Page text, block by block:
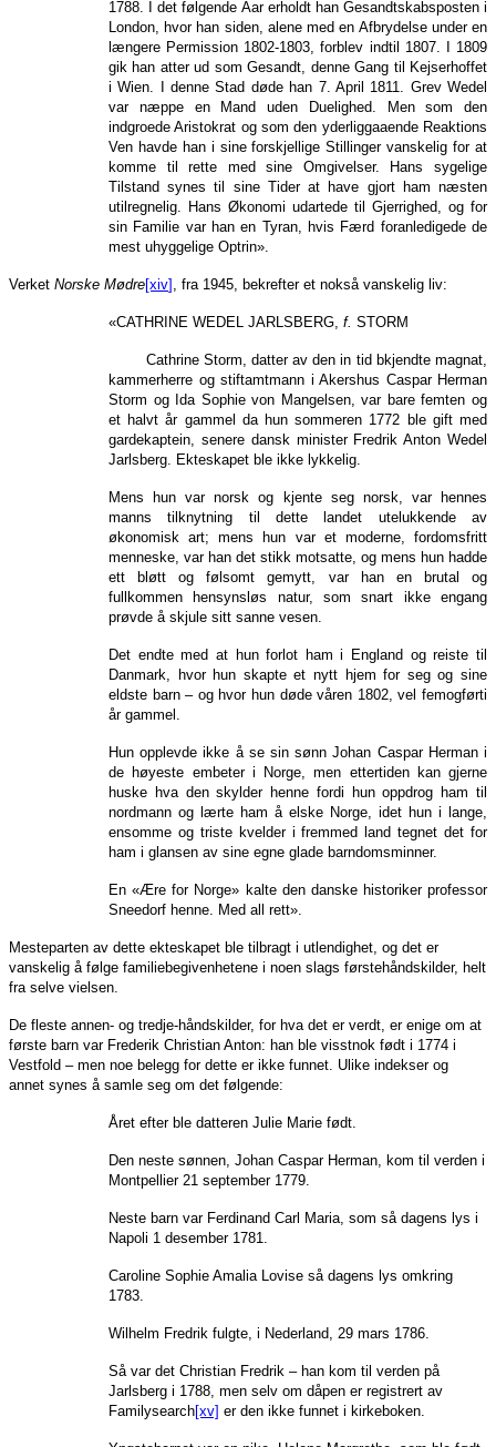
1788. I det følgende Aar erholdt han Gesandtskabsposten i
London, hvor han siden, alene med en Afbrydelse under en
længere Permission 1802-1803, forblev indtil 1807. I 1809
gik han atter ud som Gesandt, denne Gang til Kejserhoffet
i Wien. I denne Stad døde han 7. April 1811. Grev Wedel
var næppe en Mand uden Duelighed. Men som den
indgroede Aristokrat og som den yderliggaaende Reaktions
Ven havde han i sine forskjellige Stillinger vanskelig for at
komme til rette med sine Omgivelser. Hans sygelige
Tilstand synes til sine Tider at have gjort ham næsten
utilregnelig. Hans Økonomi udartede til Gjerrighed, og for
sin Familie var han en Tyran, hvis Færd foranledigede de
mest uhyggelige Optrin».
Verket Norske Mødre[xiv] , fra 1945, bekrefter et nokså vanskelig liv:
«CATHRINE WEDEL JARLSBERG, f. STORM
Cathrine Storm, datter av den in tid bkjendte magnat,
kammerherre og stiftamtmann i Akershus Caspar Herman
Storm og Ida Sophie von Mangelsen, var bare femten og
et halvt år gammel da hun sommeren 1772 ble gift med
gardekaptein, senere dansk minister Fredrik Anton Wedel
Jarlsberg. Ekteskapet ble ikke lykkelig.
Mens hun var norsk og kjente seg norsk, var hennes
manns tilknytning til dette landet utelukkende av
økonomisk art; mens hun var et moderne, fordomsfritt
menneske, var han det stikk motsatte, og mens hun hadde
ett bløtt og følsomt gemytt, var han en brutal og
fullkommen hensynsløs natur, som snart ikke engang
prøvde å skjule sitt sanne vesen.
Det endte med at hun forlot ham i England og reiste til
Danmark, hvor hun skapte et nytt hjem for seg og sine
eldste barn – og hvor hun døde våren 1802, vel femogførti
år gammel.
Hun opplevde ikke å se sin sønn Johan Caspar Herman i
de høyeste embeter i Norge, men ettertiden kan gjerne
huske hva den skylder henne fordi hun oppdrog ham til
nordmann og lærte ham å elske Norge, idet hun i lange,
ensomme og triste kvelder i fremmed land tegnet det for
ham i glansen av sine egne glade barndomsminner.
En «Ære for Norge» kalte den danske historiker professor
Sneedorf henne. Med all rett».
Mesteparten av dette ekteskapet ble tilbragt i utlendighet, og det er
vanskelig å følge familiebegivenhetene i noen slags førstehåndskilder, helt
fra selve vielsen.
De fleste annen- og tredje-håndskilder, for hva det er verdt, er enige om at
første barn var Frederik Christian Anton: han ble visstnok født i 1774 i
Vestfold – men noe belegg for dette er ikke funnet. Ulike indekser og
annet synes å samle seg om det følgende:
Året efter ble datteren Julie Marie født.
Den neste sønnen, Johan Caspar Herman, kom til verden i
Montpellier 21 september 1779.
Neste barn var Ferdinand Carl Maria, som så dagens lys i
Napoli 1 desember 1781.
Caroline Sophie Amalia Lovise så dagens lys omkring
1783.
Wilhelm Fredrik fulgte, i Nederland, 29 mars 1786.
Så var det Christian Fredrik – han kom til verden på
Jarlsberg i 1788, men selv om dåpen er registrert av
Familysearch[xv] er den ikke funnet i kirkeboken.